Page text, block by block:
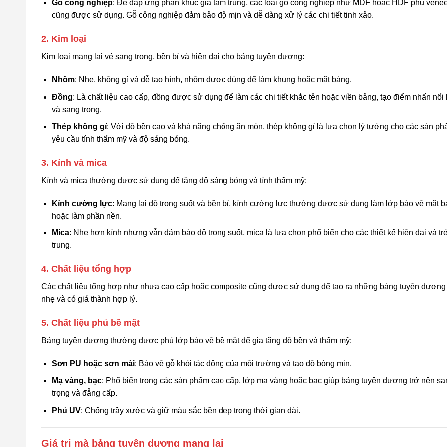
Gỗ công nghiệp: Để đáp ứng phân khúc giá tầm trung, các loại gỗ công nghiệp như MDF hoặc HDF phủ
cũng được sử dụng. Gỗ công nghiệp đảm bảo độ mịn và dễ dàng xử lý các chi tiết tinh xảo.
2. Kim loại
Kim loại mang lại vẻ sang trọng, bền bỉ và hiện đại cho bảng tuyên dương:
Nhôm: Nhẹ, không gỉ và dễ tạo hình, nhôm được dùng để làm khung hoặc mặt bảng.
Đồng: Là chất liệu cao cấp, đồng được sử dụng để làm các chi tiết khắc tên hoặc viền bảng, tạo điểm nhấn nổi
và sang trọng.
Thép không gỉ: Với độ bền cao và khả năng chống ăn mòn, thép không gỉ là lựa chọn lý tưởng cho các sản
yêu cầu tính thẩm mỹ và độ sáng bóng.
3. Kính và mica
Kính và mica thường được sử dụng để tăng độ sáng bóng và tính thẩm mỹ:
Kính cường lực: Mang lại độ trong suốt và bền bỉ, kính cường lực thường được sử dụng làm lớp bảo vệ mặt
hoặc làm phần nền.
Mica: Nhẹ hơn kính nhưng vẫn đảm bảo độ trong suốt, mica là lựa chọn phổ biến cho các thiết kế hiện đại và trẻ
trung.
4. Chất liệu tổng hợp
Các chất liệu tổng hợp như nhựa cao cấp hoặc composite cũng được sử dụng để tạo ra những bảng tuyên dương
nhẹ và có giá thành hợp lý.
5. Chất liệu phủ bề mặt
Bảng tuyên dương thường được phủ lớp bảo vệ bề mặt để gia tăng độ bền và thẩm mỹ:
Sơn PU hoặc sơn mài: Bảo vệ gỗ khỏi tác động của môi trường và tạo độ bóng mịn.
Mạ vàng, bạc: Phổ biến trong các sản phẩm cao cấp, lớp mạ vàng hoặc bạc giúp bảng tuyên dương trở nên
trọng và đẳng cấp.
Phủ UV: Chống trầy xước và giữ màu sắc bền đẹp trong thời gian dài.
Giá trị mà bảng tuyên dương mang lại